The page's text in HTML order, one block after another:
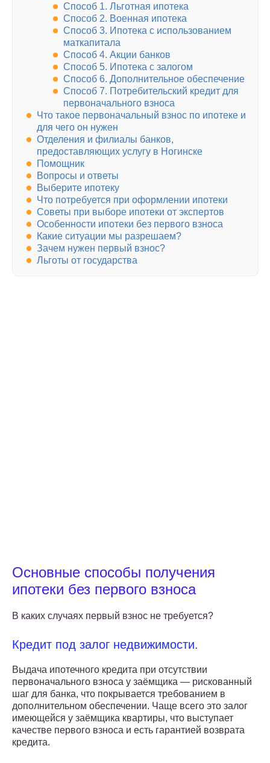
Способ 1. Льготная ипотека
Способ 2. Военная ипотека
Способ 3. Ипотека с использованием
маткапитала
Способ 4. Акции банков
Способ 5. Ипотека с залогом
Способ 6. Дополнительное обеспечение
Способ 7. Потребительский кредит для
первоначального взноса
Что такое первоначальный взнос по ипотеке и
для чего он нужен
Отделения и филиалы банков,
предоставляющих услугу в Ногинске
Помощник
Вопросы и ответы
Выберите ипотеку
Что потребуется при оформлении ипотеки
Советы при выборе ипотеки от экспертов
Особенности ипотеки без первого взноса
Какие ситуации мы разрешаем?
Зачем нужен первый взнос?
Льготы от государства
Основные способы получения
ипотеки без первого взноса
В каких случаях первый взнос не требуется?
Кредит под залог недвижимости.
Выдача ипотечного кредита при отсутствии
первоначального взноса у заёмщика — рискованный
шаг для банка, что покрывается требованием в
дополнительном обеспечении. Чаще всего это залог
имеющейся у заёмщика квартиры, что выступает
качестве первого взноса и есть гарантией возврата
кредита.